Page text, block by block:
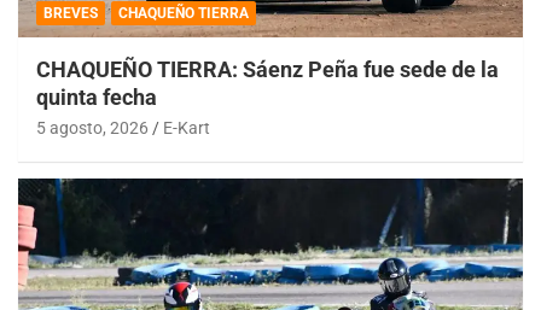
BREVES CHAQUEÑO TIERRA
CHAQUEÑO TIERRA: Sáenz Peña fue sede de la
quinta fecha
5 agosto, 2026 E-Kart